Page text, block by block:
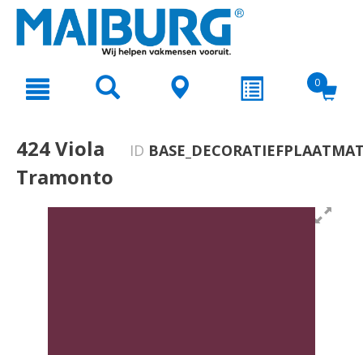
text.skipToNavigation
0
424 Viola
Tramonto
ID